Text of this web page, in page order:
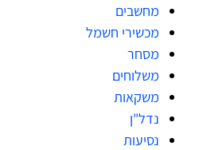
מחשבים
מכשירי חשמל
מסחר
משלוחים
משקאות
נדל"ן
נסיעות